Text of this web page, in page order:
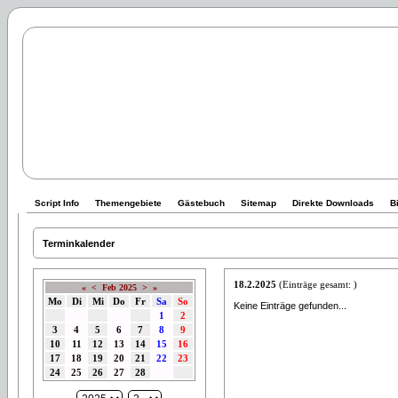
Script Info Themengebiete Gästebuch Sitemap Direkte Downloads
Terminkalender
« < Feb 2025 > »
Mo Di Mi Do Fr Sa
So
1
2
3
4 5 6 7 8
9
10
11 12 13 14 15
16
17
18 19 20 21 22
23
24
25 26 27 28
18.2.2025 (Einträge gesamt: )
Keine Einträge gefunden...